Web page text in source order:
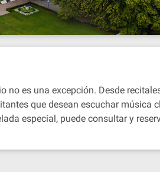
es una excepción. Desde
que desean escuchar música
especial, puede consultar y